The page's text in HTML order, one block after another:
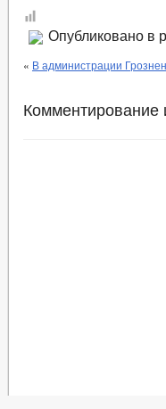
Опубликовано в
« В администрации